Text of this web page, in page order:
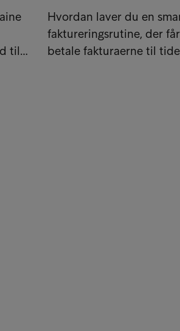
til…
Hvordan laver du en
faktureringsrutine, der
betale fakturaerne til